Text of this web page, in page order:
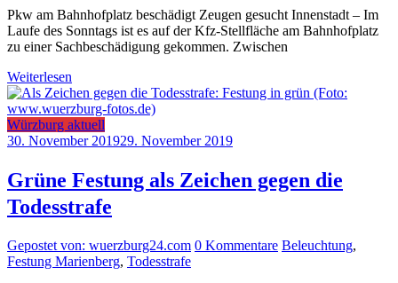
Pkw am Bahnhofplatz beschädigt Zeugen gesucht Innenstadt – Im
Laufe des Sonntags ist es auf der Kfz-Stellfläche am Bahnhofplatz
zu einer Sachbeschädigung gekommen. Zwischen
Weiterlesen
Würzburg aktuell
30. November 201929. November 2019
Grüne Festung als Zeichen gegen die
Todesstrafe
Gepostet von: wuerzburg24.com 0 Kommentare Beleuchtung,
Festung Marienberg, Todesstrafe